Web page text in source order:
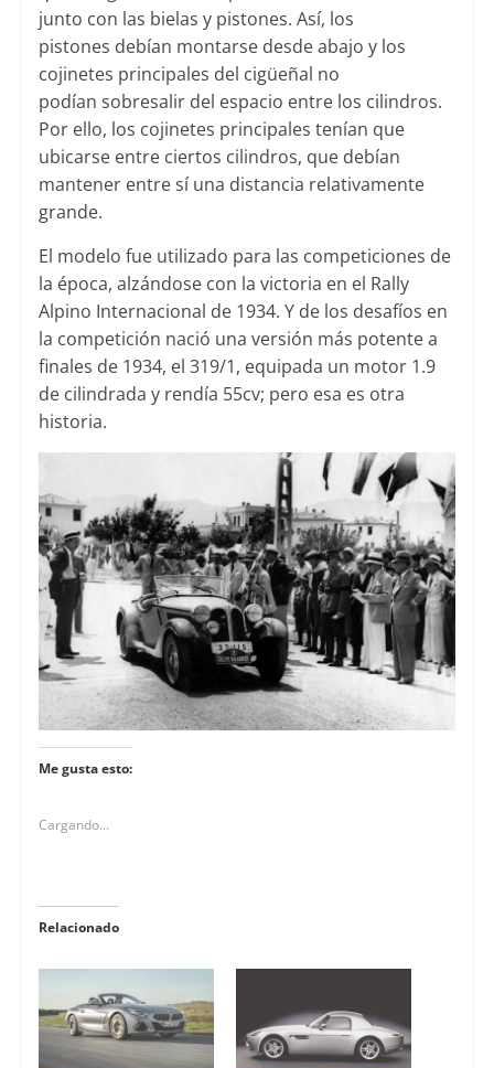
junto con las bielas y pistones. Así, los
pistones debían montarse desde abajo y los
cojinetes principales del cigüeñal no
podían sobresalir del espacio entre los cilindros.
Por ello, los cojinetes principales tenían que
ubicarse entre ciertos cilindros, que debían
mantener entre sí una distancia relativamente
grande.
El modelo fue utilizado para las competiciones de
la época, alzándose con la victoria en el Rally
Alpino Internacional de 1934. Y de los desafíos en
la competición nació una versión más potente a
finales de 1934, el 319/1, equipada un motor 1.9
de cilindrada y rendía 55cv; pero esa es otra
historia.
Me gusta esto:
Cargando...
Relacionado